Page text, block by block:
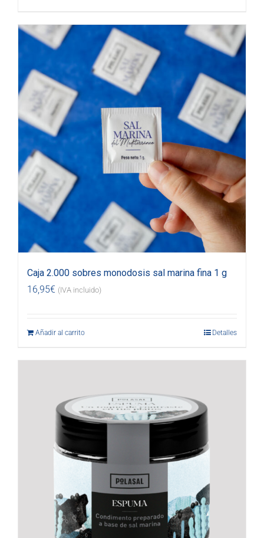
Caja 2.000 sobres monodosis sal marina fina 1 g
16,95€ (IVA incluido)
Añadir al carrito Detalles